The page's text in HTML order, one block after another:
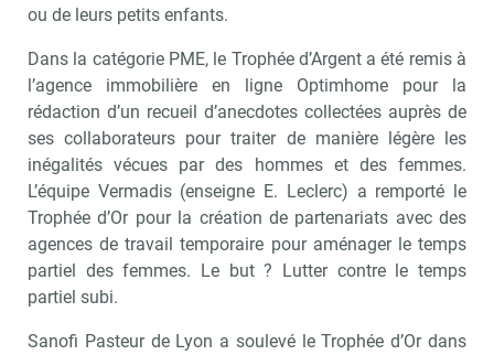
ou de leurs petits enfants.
Dans la catégorie PME, le Trophée d’Argent a été remis à
l’agence immobilière en ligne Optimhome pour la
rédaction d’un recueil d’anecdotes collectées auprès de
ses collaborateurs pour traiter de manière légère les
inégalités vécues par des hommes et des femmes.
L’équipe Vermadis (enseigne E. Leclerc) a remporté le
Trophée d’Or pour la création de partenariats avec des
agences de travail temporaire pour aménager le temps
partiel des femmes. Le but ? Lutter contre le temps
partiel subi.
Sanofi Pasteur de Lyon a soulevé le Trophée d’Or dans